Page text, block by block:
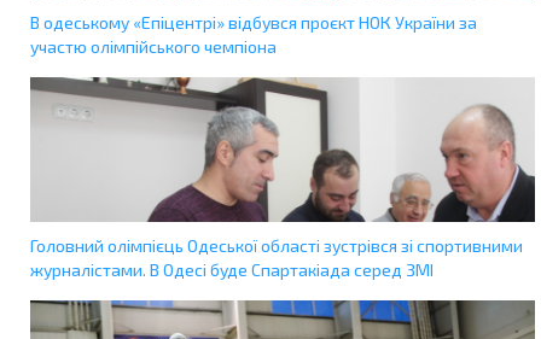
В одеському «Епіцентрі» відбувся проєкт НОК України за
участю олімпійського чемпіона
Головний олімпієць Одеської області зустрівся зі спортивними
журналістами. В Одесі буде Спартакіада серед ЗМІ